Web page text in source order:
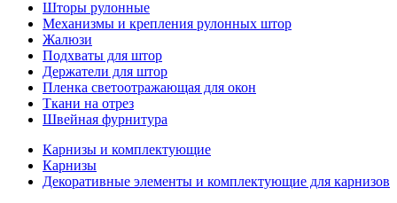
Шторы рулонные
Механизмы и крепления рулонных штор
Жалюзи
Подхваты для штор
Держатели для штор
Пленка светоотражающая для окон
Ткани на отрез
Швейная фурнитура
Карнизы и комплектующие
Карнизы
Декоративные элементы и комплектующие для карнизов